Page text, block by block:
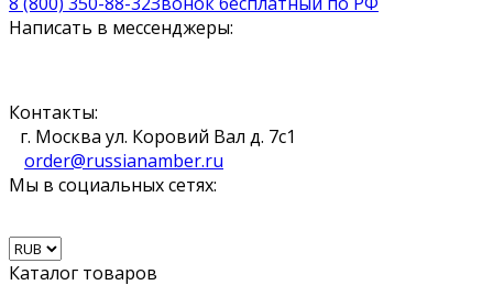
Написать в мессенджеры:
Контакты:
г. Москва ул. Коровий Вал д. 7с1
order@russianamber.ru
Мы в социальных сетях:
Каталог товаров